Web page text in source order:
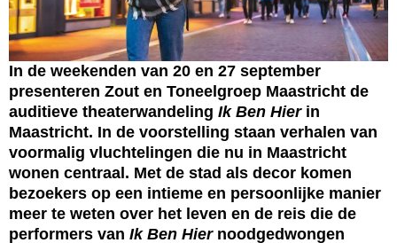
In de weekenden van 20 en 27 september
presenteren Zout en Toneelgroep Maastricht de
auditieve theaterwandeling Ik Ben Hierin
Maastricht. In de voorstelling staan verhalen van
voormalig vluchtelingen die nu in Maastricht
wonen centraal. Met de stad als decor komen
bezoekers op een intieme en persoonlijke manier
meer te weten over het leven en de reis die de
performers van Ik Ben Hiernoodgedwongen